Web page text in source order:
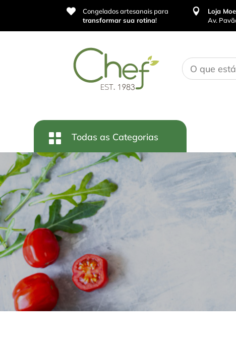

Congelados artesanais para
transformar sua rotina!

Loja
Av.